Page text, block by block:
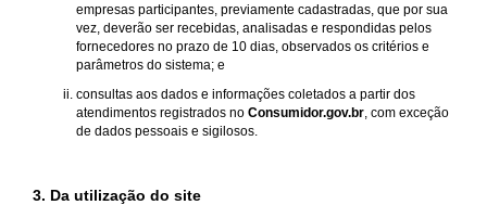
empresas participantes, previamente cadastradas, que por sua
vez, deverão ser recebidas, analisadas e respondidas pelos
fornecedores no prazo de 10 dias, observados os critérios e
parâmetros do sistema; e
consultas aos dados e informações coletados a partir dos
atendimentos registrados no Consumidor.gov.br , com exceção
de dados pessoais e sigilosos.
3. Da utilização do site